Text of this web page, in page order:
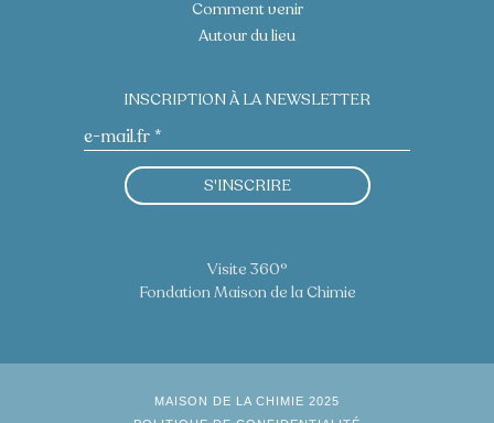
Comment venir
Autour du lieu
INSCRIPTION À LA NEWSLETTER
S'INSCRIRE
Visite 360°
Fondation Maison de la Chimie
MAISON DE LA CHIMIE 2025